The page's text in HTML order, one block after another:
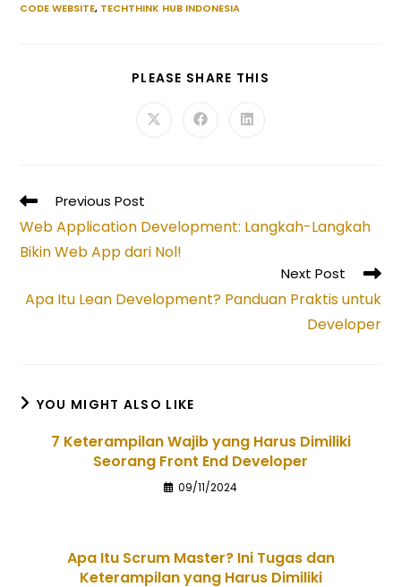
CODE WEBSITE, TECHTHINK HUB INDONESIA
PLEASE SHARE THIS
Opens Opens Opens
Read
more
articles
Previous Post
Web Application Development: Langkah-Langkah
Bikin Web App dari Nol!
Next Post
Apa Itu Lean Development? Panduan Praktis untuk
Developer
YOU MIGHT ALSO LIKE
7 Keterampilan Wajib yang Harus Dimiliki
Seorang Front End Developer
09/11/2024
Apa Itu Scrum Master? Ini Tugas dan
Keterampilan yang Harus Dimiliki